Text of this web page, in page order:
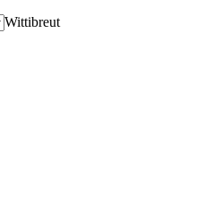
Wittibreut